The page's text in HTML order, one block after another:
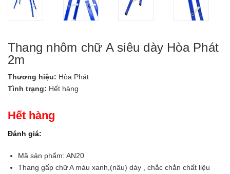
Thang nhôm chữ A siêu dày Hòa Phát
2m
Thương hiệu: Hòa Phát
Tình trạng: Hết hàng
Hết hàng
Đánh giá:
Mã sản phẩm: AN20
Thang gấp chữ A màu xanh,(nâu) dày , chắc chắn chất liệu